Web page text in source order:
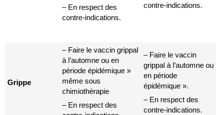
– En respect des
contre-indications.
contre-indications.
Grippe
– Faire le vaccin grippal
à l’automne ou en
période épidémique »
même sous
chimiothérapie
– En respect des
– Faire le vaccin
grippal à l’automne ou
en période
épidémique ».
– En respect des
contre-indications.